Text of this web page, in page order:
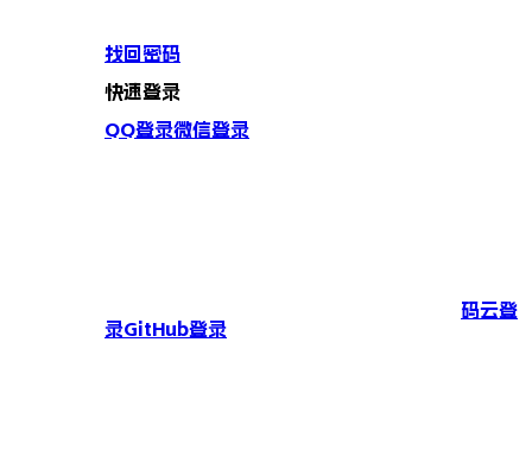
找回密码
快速登录
QQ登录微信登录
码云登
录GitHub登录